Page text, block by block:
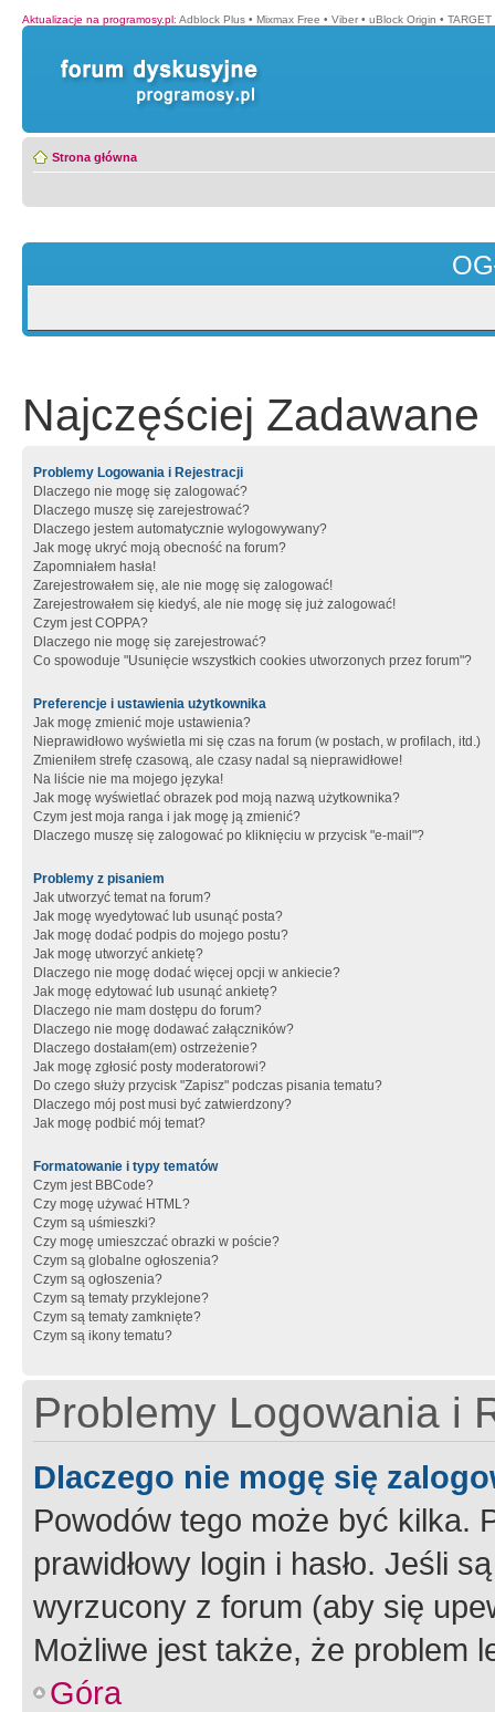
Aktualizacje na programosy.pl: Adblock Plus • Mixmax Free • Viber • uBlock Origin •
Strona główna
Najczęściej Zadawane
Problemy Logowania i Rejestracji
Dlaczego nie mogę się zalogować?
Dlaczego muszę się zarejestrować?
Dlaczego jestem automatycznie wylogowywany?
Jak mogę ukryć moją obecność na forum?
Zapomniałem hasła!
Zarejestrowałem się, ale nie mogę się zalogować!
Zarejestrowałem się kiedyś, ale nie mogę się już zalogować!
Czym jest COPPA?
Dlaczego nie mogę się zarejestrować?
Co spowoduje "Usunięcie wszystkich cookies utworzonych przez forum"?
Preferencje i ustawienia użytkownika
Jak mogę zmienić moje ustawienia?
Nieprawidłowo wyświetla mi się czas na forum (w postach, w profilach, itd.)
Zmieniłem strefę czasową, ale czasy nadal są nieprawidłowe!
Na liście nie ma mojego języka!
Jak mogę wyświetlać obrazek pod moją nazwą użytkownika?
Czym jest moja ranga i jak mogę ją zmienić?
Dlaczego muszę się zalogować po kliknięciu w przycisk "e-mail"?
Problemy z pisaniem
Jak utworzyć temat na forum?
Jak mogę wyedytować lub usunąć posta?
Jak mogę dodać podpis do mojego postu?
Jak mogę utworzyć ankietę?
Dlaczego nie mogę dodać więcej opcji w ankiecie?
Jak mogę edytować lub usunąć ankietę?
Dlaczego nie mam dostępu do forum?
Dlaczego nie mogę dodawać załączników?
Dlaczego dostałam(em) ostrzeżenie?
Jak mogę zgłosić posty moderatorowi?
Do czego służy przycisk "Zapisz" podczas pisania tematu?
Dlaczego mój post musi być zatwierdzony?
Jak mogę podbić mój temat?
Formatowanie i typy tematów
Czym jest BBCode?
Czy mogę używać HTML?
Czym są uśmieszki?
Czy mogę umieszczać obrazki w poście?
Czym są globalne ogłoszenia?
Czym są ogłoszenia?
Czym są tematy przyklejone?
Czym są tematy zamknięte?
Czym są ikony tematu?
Problemy Logowania i
Dlaczego nie mogę się
Powodów tego może być kilka.
prawidłowy login i hasło. Jeśli
wyrzucony z forum (aby się
Możliwe jest także, że problem
Góra